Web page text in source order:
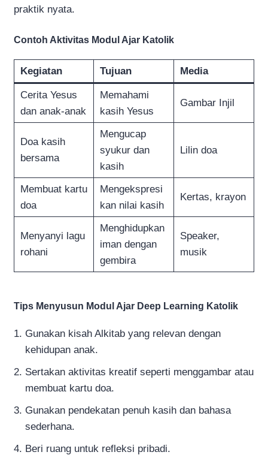
praktik nyata.
Contoh Aktivitas Modul Ajar Katolik
Kegiatan Tujuan Media
Cerita Yesus
dan anak-anak
Memahami
kasih Yesus
Gambar Injil
Doa kasih
bersama
Mengucap
syukur dan
kasih
Lilin doa
Membuat kartu
doa
Mengekspresi
kan nilai kasih
Kertas, krayon
Menyanyi lagu
rohani
Menghidupkan
iman dengan
gembira
Speaker,
musik
Tips Menyusun Modul Ajar Deep Learning Katolik
Gunakan kisah Alkitab yang relevan dengan
kehidupan anak.
Sertakan aktivitas kreatif seperti menggambar atau
membuat kartu doa.
Gunakan pendekatan penuh kasih dan bahasa
sederhana.
Beri ruang untuk refleksi pribadi.